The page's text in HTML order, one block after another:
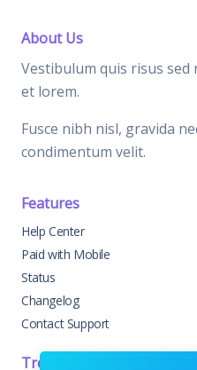
About Us
Vestibulum quis risus
et lorem.
Fusce nibh nisl, gravida
condimentum velit.
Features
Help Center
Paid with Mobile
Status
Changelog
Contact Support
Trending